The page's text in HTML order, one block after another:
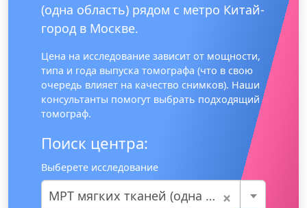
(одна область) рядом с метро Китай-
город в Москве.
Цена на исследование зависит от мощности,
типа и года выпуска томографа (что в свою
очередь влияет на качество снимков). Наши
консультанты помогут выбрать подходящий
томограф.
Поиск центра:
Выберете исследование
×
МРТ мягких тканей (одна область)